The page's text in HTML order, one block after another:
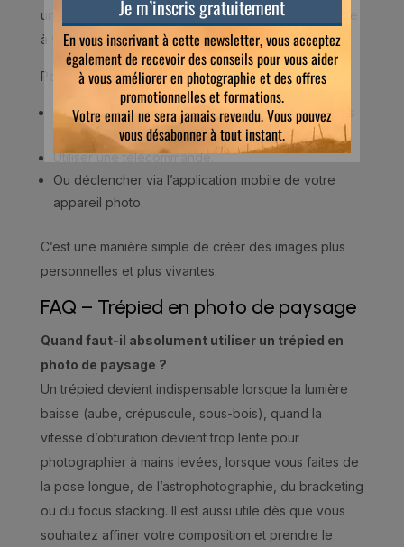
une histoire et apporte une dimension plus immersive
à votre image.
Pour cela, vous pouvez :
Utiliser le retardateur et rejoindre votre place dans
la scène.
Utiliser une télécommande.
Ou déclencher via l’application mobile de votre
appareil photo.
C’est une manière simple de créer des images plus
personnelles et plus vivantes.
FAQ – Trépied en photo de paysage
Quand faut-il absolument utiliser un trépied en
photo de paysage ?
Un trépied devient indispensable lorsque la lumière
baisse (aube, crépuscule, sous-bois), quand la
vitesse d’obturation devient trop lente pour
photographier à mains levées, lorsque vous faites de
la pose longue, de l’astrophotographie, du bracketing
ou du focus stacking. Il est aussi utile dès que vous
souhaitez affiner votre composition et prendre le